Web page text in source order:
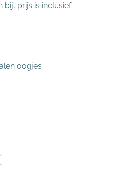
bij, prijs is inclusief
oogjes